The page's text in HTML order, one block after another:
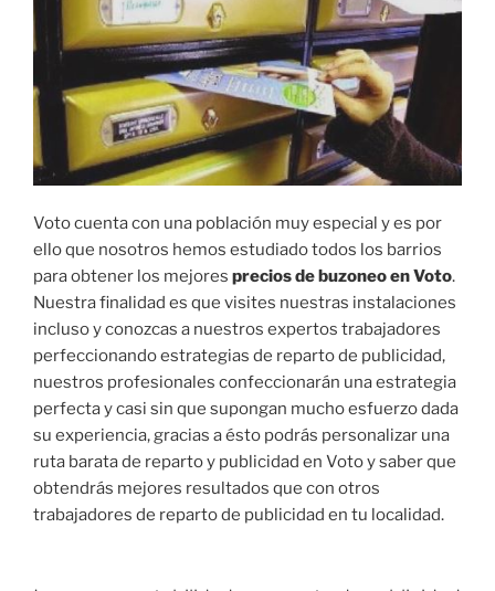
Voto cuenta con una población muy especial y es por
ello que nosotros hemos estudiado todos los barrios
para obtener los mejores precios de buzoneo en Voto.
Nuestra finalidad es que visites nuestras instalaciones
incluso y conozcas a nuestros expertos trabajadores
perfeccionando estrategias de reparto de publicidad,
nuestros profesionales confeccionarán una estrategia
perfecta y casi sin que supongan mucho esfuerzo dada
su experiencia, gracias a ésto podrás personalizar una
ruta barata de reparto y publicidad en Voto y saber que
obtendrás mejores resultados que con otros
trabajadores de reparto de publicidad en tu localidad.